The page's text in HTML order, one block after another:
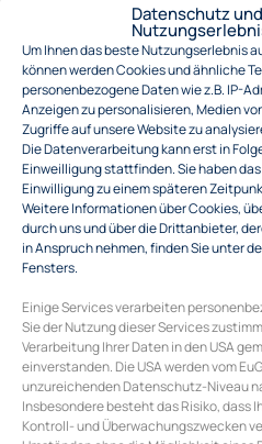
Datenschutz und
Um Ihnen das beste Nutzungserlebnis
können werden Cookies und ähnliche
personenbezogene Daten wie z.B. IP-
Anzeigen zu personalisieren, Medien
Zugriffe auf unsere Website zu
Die Datenverarbeitung kann erst in
Einweilligung stattfinden. Sie haben
Einwilligung zu einem späteren
Weitere Informationen über Cookies,
durch uns und über die Drittanbieter,
in Anspruch nehmen, finden Sie unter
Fensters.
Einige Services verarbeiten
Sie der Nutzung dieser Services
Verarbeitung Ihrer Daten in den USA
einverstanden. Die USA werden vom
unzureichenden Datenschutz-Niveau
Insbesondere besteht das Risiko, dass
Kontroll- und Überwachungszwecken
SCHREIBEN SIE EINEN
Sie müssenangemeldetsein,
abzugeben.
COLLECTIVE ENERGY
Burggasse 117/10